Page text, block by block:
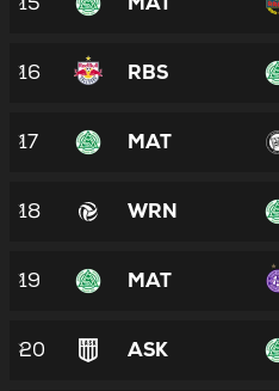
16 RBS
17 MAT
18 WRN
19 MAT
20 ASK